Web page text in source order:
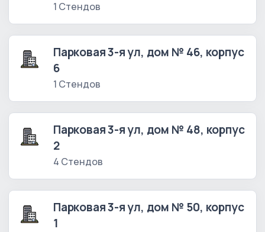
1 Стендов
Парковая 3-я ул, дом № 46, корпус
6
1 Стендов
Парковая 3-я ул, дом № 48, корпус
2
4 Стендов
Парковая 3-я ул, дом № 50, корпус
1